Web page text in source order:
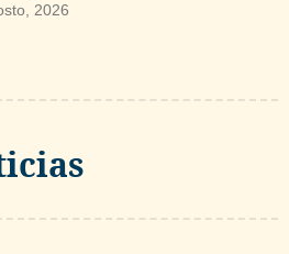
2026